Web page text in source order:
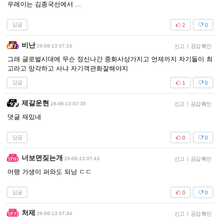
우레이는 김종국선에서 ...
답글 0
2
비난 26-06-13 07:24 신고 공감 확인
그래 글로벌시대에 무슨 정신나간 중화사상가지고 언제까지 자기들이 최
고라고 망각하고 사냐 자기객관화잘해야지
답글 0
1
제갈운현 26-06-13 07:35 신고 공감 확인
댓글 재밌네
답글 0
0
너보면짖는개 26-06-13 07:43 신고 공감 확인
어랭 가생이 퍼와도 되낭 ㄷㄷ
답글 0
0
처제 26-06-13 07:44 신고 공감 확인